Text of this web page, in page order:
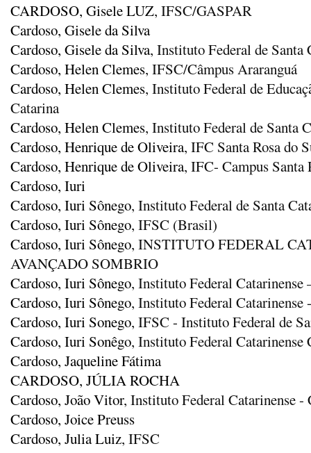
CARDOSO, Gisele LUZ, IFSC/GASPAR
Cardoso, Gisele da Silva
Cardoso, Gisele da Silva, Instituto Federal de
Cardoso, Helen Clemes, IFSC/Câmpus Araranguá
Cardoso, Helen Clemes, Instituto Federal de
Catarina
Cardoso, Helen Clemes, Instituto Federal de Santa
Cardoso, Henrique de Oliveira, IFC Santa Rosa do
Cardoso, Henrique de Oliveira, IFC- Campus Santa
Cardoso, Iuri
Cardoso, Iuri Sônego, Instituto Federal de Santa
Cardoso, Iuri Sônego, IFSC (Brasil)
Cardoso, Iuri Sônego, INSTITUTO FEDERAL
AVANÇADO SOMBRIO
Cardoso, Iuri Sônego, Instituto Federal Catarinense
Cardoso, Iuri Sônego, Instituto Federal
Cardoso, Iuri Sonego, IFSC - Instituto Federal de
Cardoso, Iuri Sonêgo, Instituto Federal Catarinense
Cardoso, Jaqueline Fátima
CARDOSO, JÚLIA ROCHA
Cardoso, João Vitor, Instituto Federal Catarinense -
Cardoso, Joice Preuss
Cardoso, Julia Luiz, IFSC